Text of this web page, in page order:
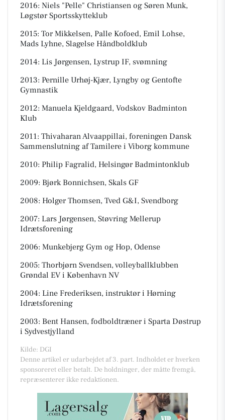
2016: Niels "Pelle" Christiansen og Søren Munk,
Løgstør Sportsskytteklub
2015: Tor Mikkelsen, Palle Kofoed, Emil Lohse,
Mads Lyhne, Slagelse Håndboldklub
2014: Lis Jørgensen, Lystrup IF, svømning
2013: Pernille Urhøj-Kjær, Lyngby og Gentofte
Gymnastik
2012: Manuela Kjeldgaard, Vodskov Badminton
Klub
2011: Thivaharan Alvaappillai, foreningen Dansk
Sammenslutning af Tamilere i Viborg kommune
2010: Philip Fagralid, Helsingør Badmintonklub
2009: Bjørk Bonnichsen, Skals GF
2008: Holger Thomsen, Tved G&I, Svendborg
2007: Lars Jørgensen, Støvring Mellerup
Idrætsforening
2006: Munkebjerg Gym og Hop, Odense
2005: Thorbjørn Svendsen, volleyballklubben
Grøndal EV i København NV
2004: Line Frederiksen, instruktør i Hørning
Idrætsforening
2003: Bent Hansen, fodboldtræner i Sparta Døstrup
i Sydvestjylland
Kilde: DGI
Denne artikel er udarbejdet af 3. part. Indholdet er hverken
sponsoreret eller betalt. De holdninger, der måtte fremgå,
repræsenterer ikke redaktionen.